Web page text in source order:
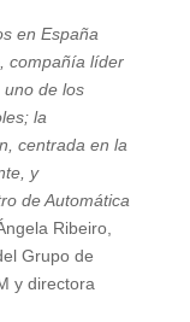
en España
compañía líder
uno de los
la
centrada en la
y
de Automática
Ribeiro,
Grupo de
y directora